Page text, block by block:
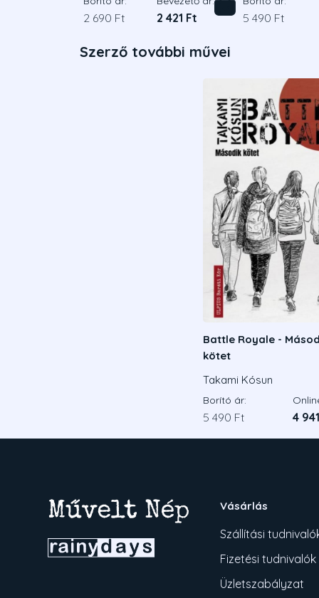
2 690 Ft 2 421 Ft 5 490 Ft
Szerző további művei
Battle Royale -
kötet
Takami Kósun
Borító ár:
5 490 Ft 4
Vásárlás
Szállítási
Fizetési tudnivalók
Üzletszabályzat